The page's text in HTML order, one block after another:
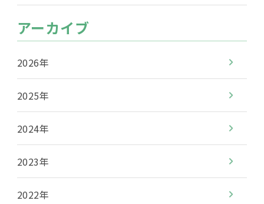
アーカイブ
2026年
2025年
2024年
2023年
2022年